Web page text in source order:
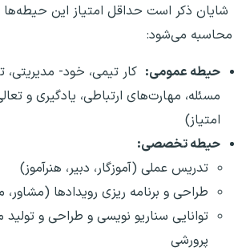
شایان ذکر است حداقل امتیاز این حیطه‌ها
محاسبه می‌شود:
حیطه عمومی: کار تیمی، خود-
امتیاز)
حیطه تخصصی:
تدریس عملی (آموزگار، دبیر، هنرآموز)
طراحی و برنامه ریزی رویداد‌ها (مشاور،
توانایی سناریو نویسی و طراحی و
پرورشی